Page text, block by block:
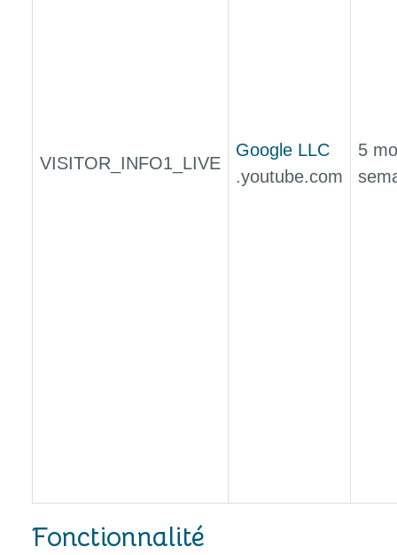
VISITOR_INFO1_LIVE
Google LLC
.youtube.com
5
Fonctionnalité